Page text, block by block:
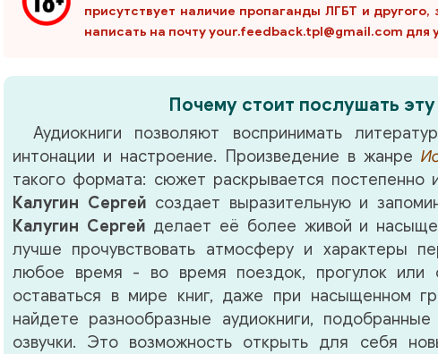
присутствует наличие пропаганды ЛГБТ и
написать на почту your.feedback.tpl@gmail.com для
Почему стоит послушать
Аудиокниги позволяют воспринимать
интонации и настроение. Произведение в жанре
такого формата: сюжет раскрывается постепенно
Калугин Сергей создает выразительную и
Калугин Сергей делает её более живой и
лучше прочувствовать атмосферу и характеры
любое время - во время поездок, прогулок или
оставаться в мире книг, даже при насыщенном
найдете разнообразные аудиокниги,
озвучки. Это возможность открыть для себя